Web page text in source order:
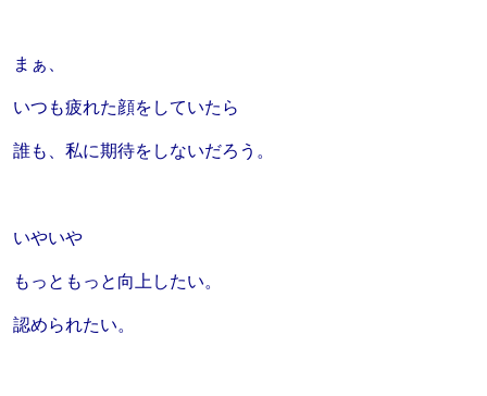
まぁ、
いつも疲れた顔をしていたら
誰も、私に期待をしないだろう。
いやいや
もっともっと向上したい。
認められたい。